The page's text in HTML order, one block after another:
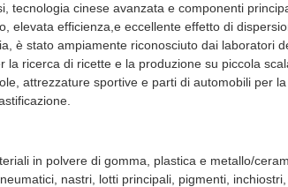
tecnologia cinese avanzata e componenti
elevata efficienza,e eccellente effetto di
è stato ampiamente riconosciuto dai laboratori
la ricerca di ricette e la produzione su piccola
attrezzature sportive e parti di automobili per
in polvere di gomma, plastica e metallo/
nastri, lotti principali, pigmenti,